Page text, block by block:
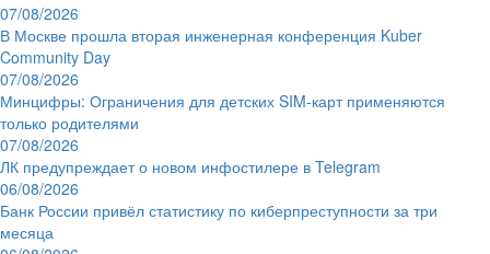
07/08/2026
В Москве прошла вторая инженерная конференция Kuber
Community Day
07/08/2026
Минцифры: Ограничения для детских SIM-карт применяются
только родителями
07/08/2026
ЛК предупреждает о новом инфостилере в Telegram
06/08/2026
Банк России привёл статистику по киберпреступности за три
месяца